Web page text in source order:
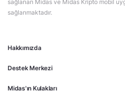
Hakkımızda
Destek Merkezi
Midas'ın Kulakları
sağlanan Midas ve Midas Kripto mobil
sağlanmaktadır.